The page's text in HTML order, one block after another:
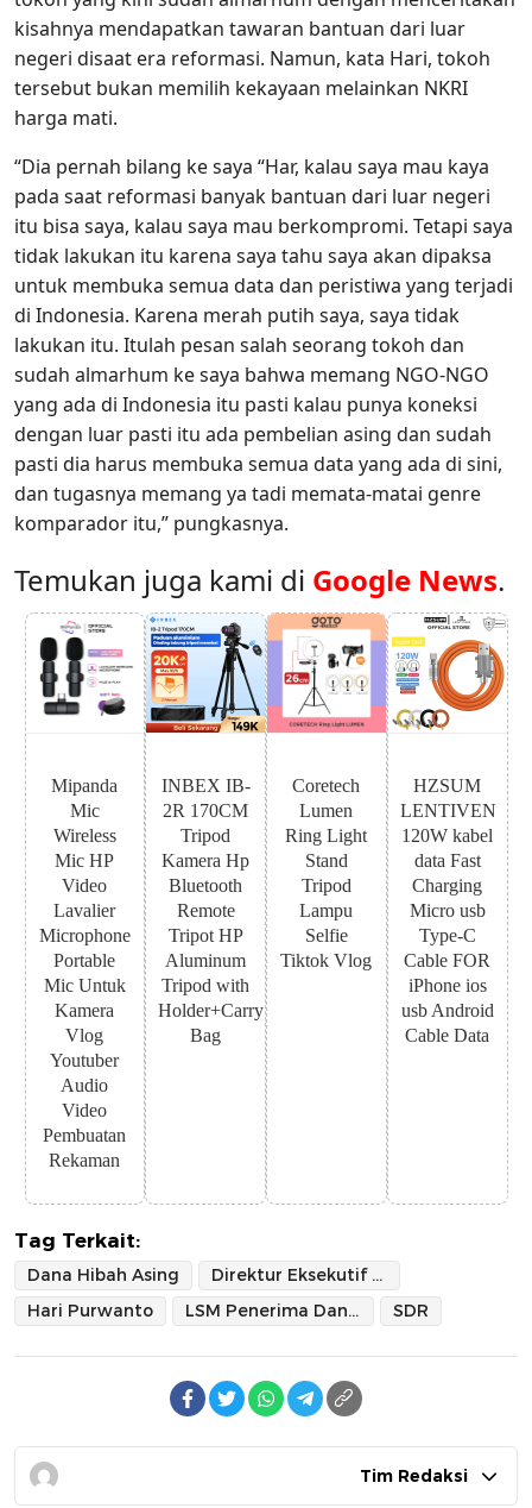
kisahnya mendapatkan tawaran bantuan dari luar
negeri disaat era reformasi. Namun, kata Hari, tokoh
tersebut bukan memilih kekayaan melainkan NKRI
harga mati.
“Dia pernah bilang ke saya “Har, kalau saya mau kaya
pada saat reformasi banyak bantuan dari luar negeri
itu bisa saya, kalau saya mau berkompromi. Tetapi saya
tidak lakukan itu karena saya tahu saya akan dipaksa
untuk membuka semua data dan peristiwa yang terjadi
di Indonesia. Karena merah putih saya, saya tidak
lakukan itu. Itulah pesan salah seorang tokoh dan
sudah almarhum ke saya bahwa memang NGO-NGO
yang ada di Indonesia itu pasti kalau punya koneksi
dengan luar pasti itu ada pembelian asing dan sudah
pasti dia harus membuka semua data yang ada di sini,
dan tugasnya memang ya tadi memata-matai genre
komparador itu,” pungkasnya.
Temukan juga kami di Google News.
Mipanda
Mic
Wireless
Mic HP
Video
Lavalier
Microphone
Portable
Mic Untuk
Kamera
Vlog
Youtuber
Audio
Video
Pembuatan
Rekaman
INBEX IB-
2R 170CM
Tripod
Kamera Hp
Bluetooth
Remote
Tripot HP
Aluminum
Tripod with
Holder+Carry
Bag
Coretech
Lumen
Ring Light
Stand
Tripod
Lampu
Selfie
Tiktok Vlog
HZSUM
LENTIVEN
120W kabel
data Fast
Charging
Micro usb
Type-C
Cable FOR
iPhone ios
usb Android
Cable Data
Tag Terkait:
Dana Hibah Asing
Direktur Eksekutif Studi Demokrasi Rakyat
Hari Purwanto
LSM Penerima Dana Hibah Asing SDR
Tim Redaksi